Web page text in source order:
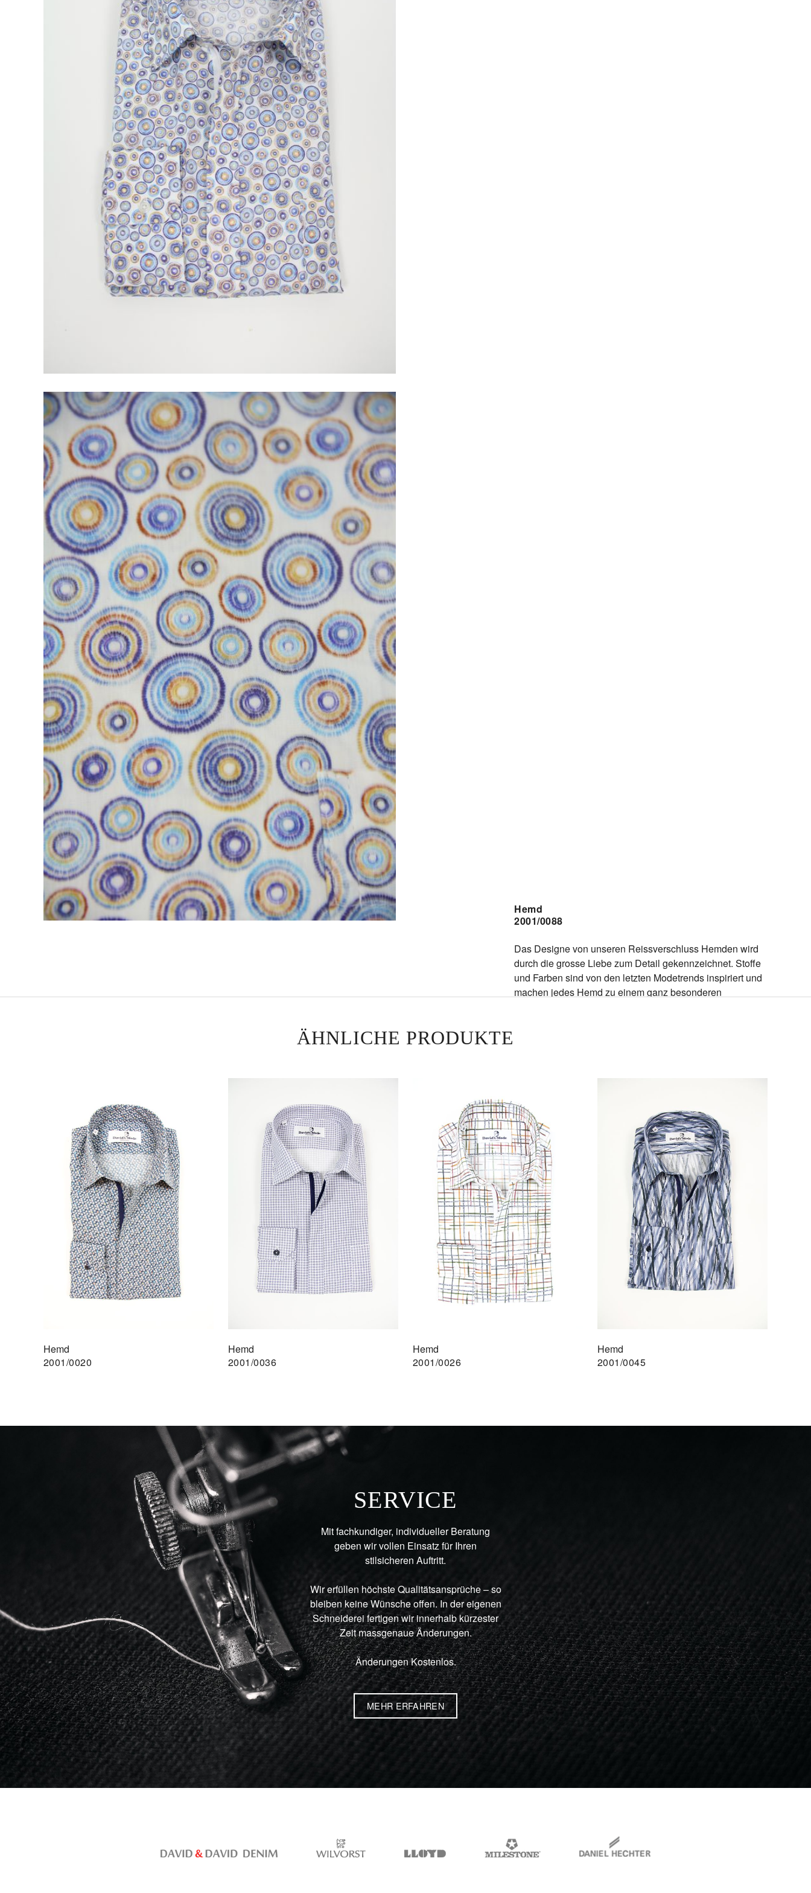
Hemd
2001/0088
Das Designe von unseren Reissverschluss Hemden wird
durch die grosse Liebe zum Detail gekennzeichnet. Stoffe
und Farben sind von den letzten Modetrends inspiriert und
machen jedes Hemd zu einem ganz besonderen
Modern-Fit Hemd: leicht tailliert
AUF DEN MERKZETTEL
ÄHNLICHE PRODUKTE
Hemd
2001/0020
Hemd
2001/0036
Hemd
2001/0026
Hemd
2001/0045
SERVICE
Mit fachkundiger, individueller Beratung
geben wir vollen Einsatz für Ihren
stilsicheren Auftritt.
Wir erfüllen höchste Qualitätsansprüche – so
bleiben keine Wünsche offen. In der eigenen
Schneiderei fertigen wir innerhalb kürzester
Zeit massgenaue Änderungen.
Änderungen Kostenlos.
MEHR ERFAHREN